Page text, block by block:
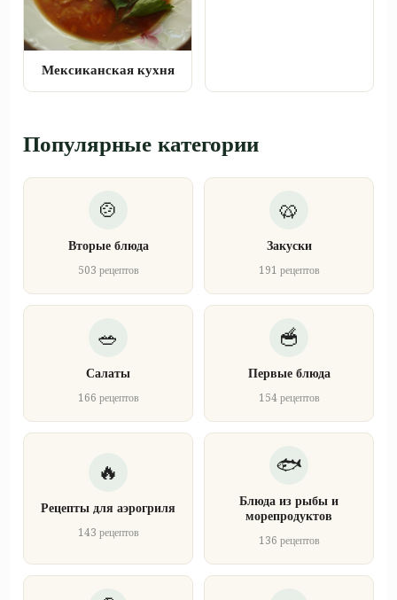
Мексиканская кухня
Популярные категории
Вторые блюда
503 рецептов
Закуски
191 рецептов
Салаты
166 рецептов
Первые блюда
154 рецептов
Рецепты для аэрогриля
143 рецептов
Блюда из рыбы и
морепродуктов
136 рецептов